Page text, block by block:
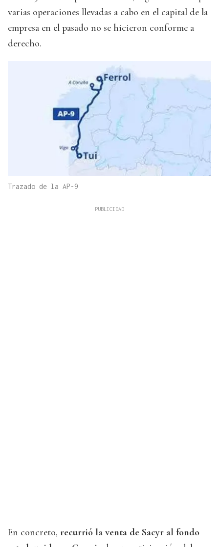
varias operaciones llevadas a cabo en el capital de la
empresa en el pasado no se hicieron conforme a
derecho.
Trazado de la AP-9
En concreto, recurrió la venta de Sacyr al fondo